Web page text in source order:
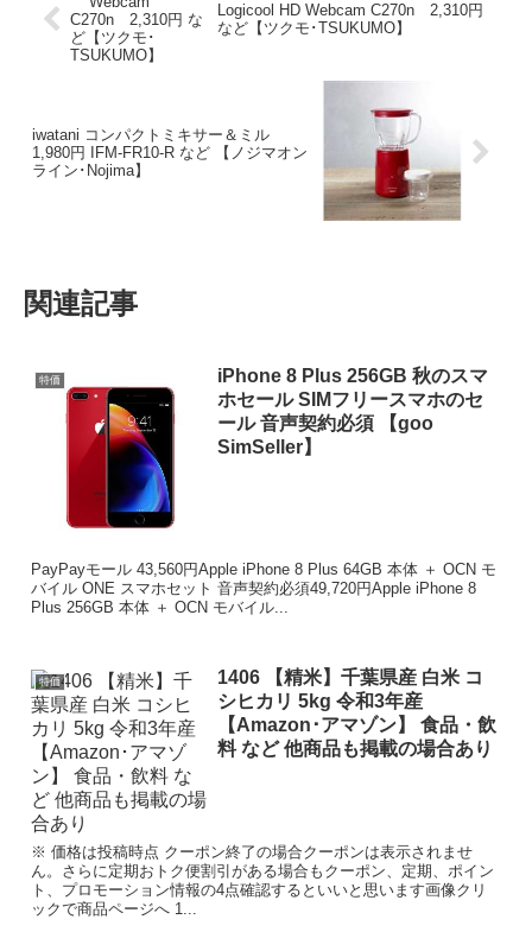
Logicool HD Webcam C270n 2,310円
など【ツクモ･TSUKUMO】
iwatani コンパクトミキサー＆ミル
1,980円 IFM-FR10-R など 【ノジマオン
ライン･Nojima】
関連記事
特価
iPhone 8 Plus 256GB 秋のスマ
ホセール SIMフリースマホのセ
ール 音声契約必須 【goo
SimSeller】
PayPayモール 43,560円Apple iPhone 8 Plus 64GB 本体 ＋ OCN モ
バイル ONE スマホセット 音声契約必須49,720円Apple iPhone 8
Plus 256GB 本体 ＋ OCN モバイル...
特価
1406 【精米】千葉県産 白米 コ
シヒカリ 5kg 令和3年産
【Amazon･アマゾン】 食品・飲
料 など 他商品も掲載の場合あり
※ 価格は投稿時点 クーポン終了の場合クーポンは表示されませ
ん。さらに定期おトク便割引がある場合もクーポン、定期、ポイン
ト、プロモーション情報の4点確認するといいと思います画像クリ
ックで商品ページへ 1...